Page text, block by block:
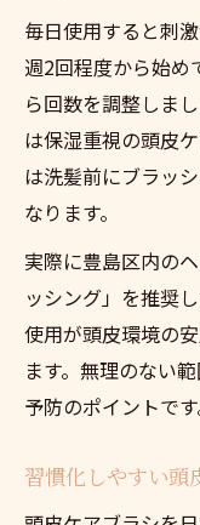
毎日使用すると刺
週2回程度から始め
ら回数を調整しま
は保湿重視の頭皮
は洗髪前にブラッ
なります。
実際に豊島区内の
ッシング」を推奨
使用が頭皮環境の
ます。無理のない
予防のポイントです
習慣化しやすい頭